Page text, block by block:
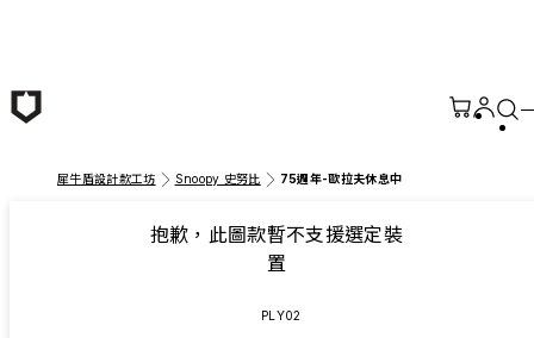
犀牛盾設計款工坊 Snoopy 史努比 75週年-歐拉夫休息中
抱歉，此圖款暫不支援選定裝
置
PLY02